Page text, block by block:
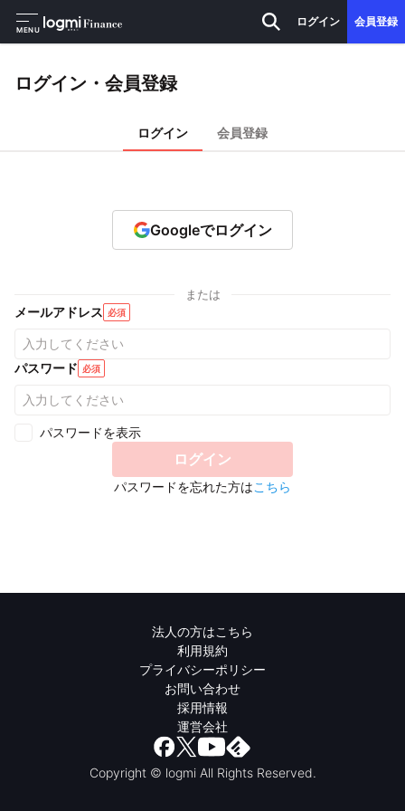
MENU
ログイン 会員登録
ログイン・会員登録
ログイン 会員登録
Googleでログイン
または
メールアドレス 必須
パスワード 必須
パスワードを表示
ログイン
パスワードを忘れた方はこちら
法人の方はこちら
利用規約
プライバシーポリシー
お問い合わせ
採用情報
運営会社
Copyright © logmi All Rights Reserved.